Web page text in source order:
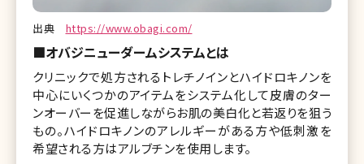
出典 https://www.obagi.com/
■オバジニューダームシステムとは
クリニックで処方されるトレチノインとハイドロキノンを
中心にいくつかのアイテムをシステム化して皮膚のター
ンオーバーを促進しながらお肌の美白化と若返りを狙う
もの。ハイドロキノンのアレルギーがある方や低刺激を
希望される方はアルブチンを使用します。